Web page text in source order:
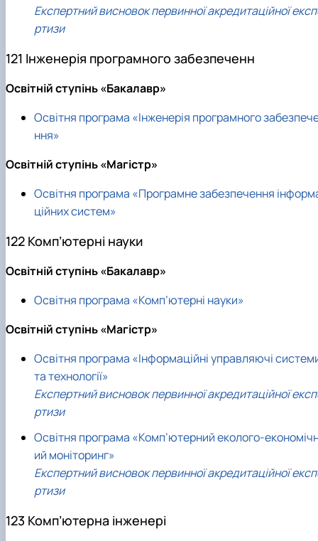
Експертний висновок первинної акредитаційної
ртизи
121 Інженерія програмного забезпеченн
Освітній ступінь «Бакалавр»
Освітня програма «Інженерія програмного
ння»
Освітній ступінь «Магістр»
Освітня програма «Програмне забезпечення
ційних систем»
122 Комп’ютерні науки
Освітній ступінь «Бакалавр»
Освітня програма «Комп’ютерні науки»
Освітній ступінь «Магістр»
Освітня програма «Інформаційні управляючі
та технології»
Експертний висновок первинної акредитаційної
ртизи
Освітня програма «Комп’ютерний еколого-
ий моніторинг»
Експертний висновок первинної акредитаційної
ртизи
123 Комп’ютерна інженері